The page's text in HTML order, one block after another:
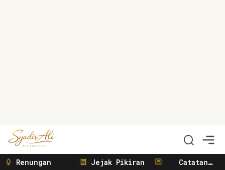
Syadir Ali
Menulis, Berbisnis, Meliput, Menggerakkan
Renungan Jejak Pikiran
Catatan